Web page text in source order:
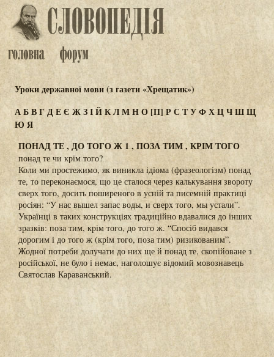
Уроки державної мови (з газети «Хрещатик»)
АБВГДЕЄ ЖЗІЙКЛМНО[П] РСТУФХЦЧШЩ
Ю Я
ПОНАД ТЕ , ДО ТОГО Ж 1 , ПОЗА ТИМ , КРІМ ТОГО
понад те чи крім того?
Коли ми простежимо, як виникла ідіома (фразеологізм) понад
те, то переконаємося, що це сталося через калькування звороту
сверх того, досить поширеного в усній та писемній практиці
росіян: “У нас вышел запас воды, и сверх того, мы устали”.
Українці в таких конструкціях традиційно вдавалися до інших
зразків: поза тим, крім того, до того ж. “Спосіб видався
дорогим і до того ж (крім того, поза тим) ризикованим”.
Жодної потреби долучати до них ще й понад те, скопійоване з
російської, не було і немає, наголошує відомий мовознавець
Святослав Караванський.